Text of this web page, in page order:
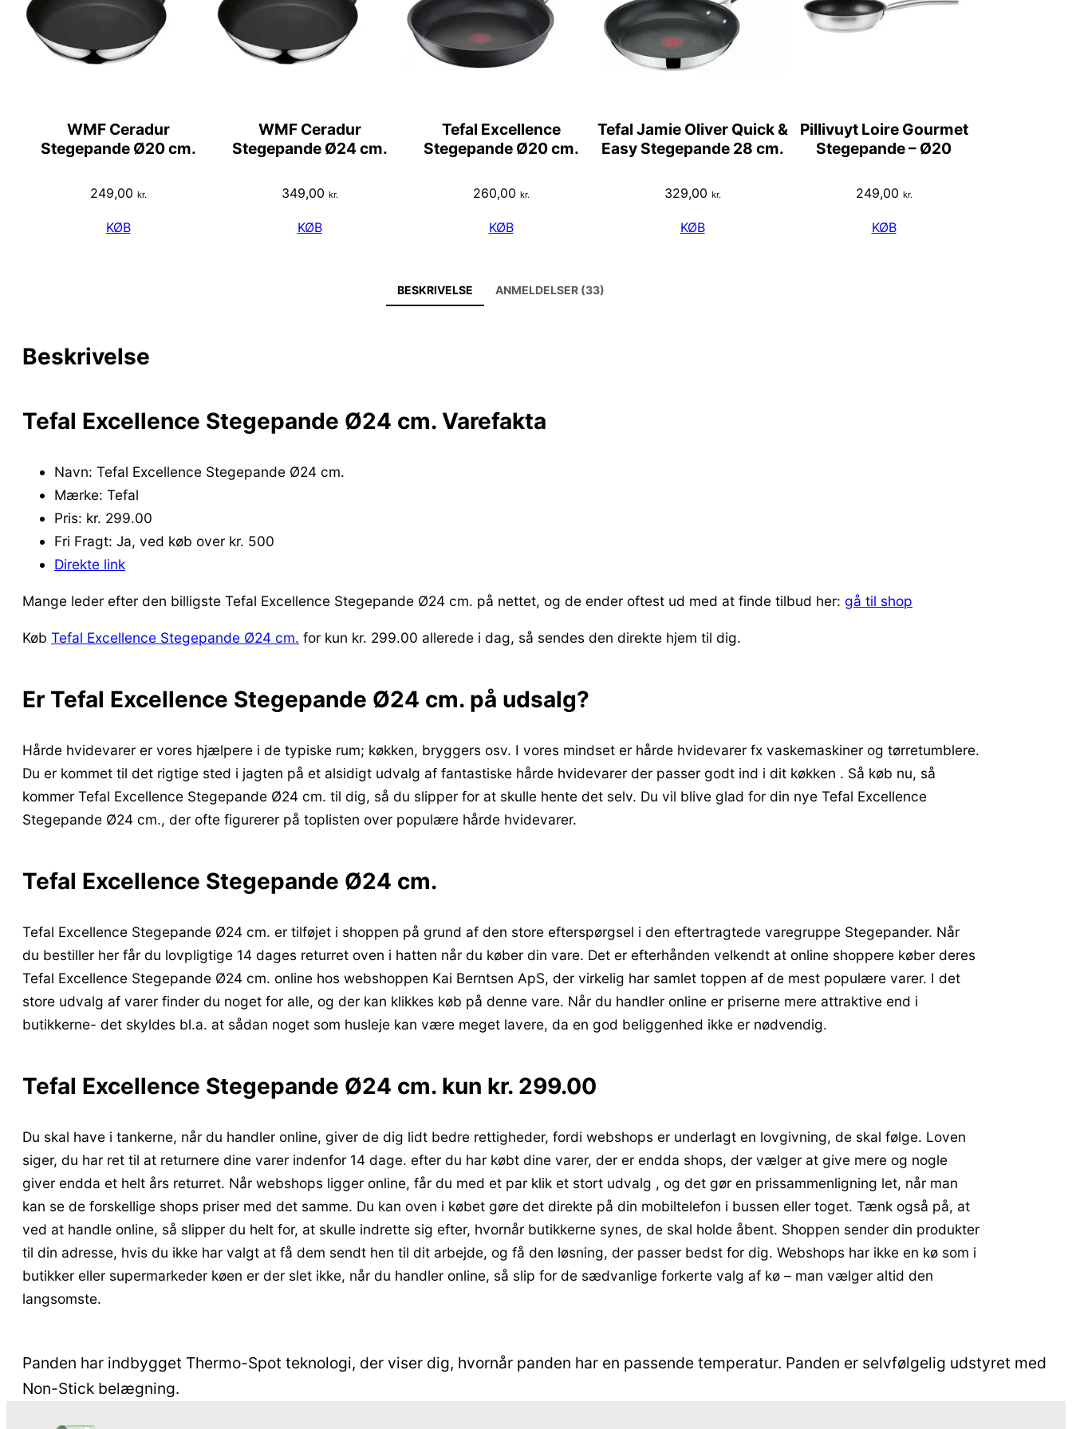
WMF Ceradur
Stegepande Ø20 cm.
249,00 kr.
KØB
WMF Ceradur
Stegepande Ø24 cm.
349,00 kr.
KØB
Tefal Excellence
Stegepande Ø20 cm.
260,00 kr.
KØB
Tefal Jamie Oliver Quick &
Easy Stegepande 28 cm.
329,00 kr.
KØB
Pillivuyt Loire Gourmet
Stegepande – Ø20
249,00 kr.
KØB
BESKRIVELSE ANMELDELSER (33)
Beskrivelse
Tefal Excellence Stegepande Ø24 cm. Varefakta
Navn: Tefal Excellence Stegepande Ø24 cm.
Mærke: Tefal
Pris: kr. 299.00
Fri Fragt: Ja, ved køb over kr. 500
Direkte link
Mange leder efter den billigste Tefal Excellence Stegepande Ø24 cm. på nettet, og de ender oftest ud med at finde tilbud her: gå til shop
Køb Tefal Excellence Stegepande Ø24 cm. for kun kr. 299.00 allerede i dag, så sendes den direkte hjem til dig.
Er Tefal Excellence Stegepande Ø24 cm. på udsalg?
Hårde hvidevarer er vores hjælpere i de typiske rum; køkken, bryggers osv. I vores mindset er hårde hvidevarer fx vaskemaskiner og tørretumblere.
Du er kommet til det rigtige sted i jagten på et alsidigt udvalg af fantastiske hårde hvidevarer der passer godt ind i dit køkken . Så køb nu, så
kommer Tefal Excellence Stegepande Ø24 cm. til dig, så du slipper for at skulle hente det selv. Du vil blive glad for din nye Tefal Excellence
Stegepande Ø24 cm., der ofte figurerer på toplisten over populære hårde hvidevarer.
Tefal Excellence Stegepande Ø24 cm.
Tefal Excellence Stegepande Ø24 cm. er tilføjet i shoppen på grund af den store efterspørgsel i den eftertragtede varegruppe Stegepander. Når
du bestiller her får du lovpligtige 14 dages returret oven i hatten når du køber din vare. Det er efterhånden velkendt at online shoppere køber deres
Tefal Excellence Stegepande Ø24 cm. online hos webshoppen Kai Berntsen ApS, der virkelig har samlet toppen af de mest populære varer. I det
store udvalg af varer finder du noget for alle, og der kan klikkes køb på denne vare. Når du handler online er priserne mere attraktive end i
butikkerne- det skyldes bl.a. at sådan noget som husleje kan være meget lavere, da en god beliggenhed ikke er nødvendig.
Tefal Excellence Stegepande Ø24 cm. kun kr. 299.00
Du skal have i tankerne, når du handler online, giver de dig lidt bedre rettigheder, fordi webshops er underlagt en lovgivning, de skal følge. Loven
siger, du har ret til at returnere dine varer indenfor 14 dage. efter du har købt dine varer, der er endda shops, der vælger at give mere og nogle
giver endda et helt års returret. Når webshops ligger online, får du med et par klik et stort udvalg , og det gør en prissammenligning let, når man
kan se de forskellige shops priser med det samme. Du kan oven i købet gøre det direkte på din mobiltelefon i bussen eller toget. Tænk også på, at
ved at handle online, så slipper du helt for, at skulle indrette sig efter, hvornår butikkerne synes, de skal holde åbent. Shoppen sender din produkter
til din adresse, hvis du ikke har valgt at få dem sendt hen til dit arbejde, og få den løsning, der passer bedst for dig. Webshops har ikke en kø som i
butikker eller supermarkeder køen er der slet ikke, når du handler online, så slip for de sædvanlige forkerte valg af kø – man vælger altid den
langsomste.
Panden har indbygget Thermo-Spot teknologi, der viser dig, hvornår panden har en passende temperatur. Panden er selvfølgelig udstyret med
Non-Stick belægning.